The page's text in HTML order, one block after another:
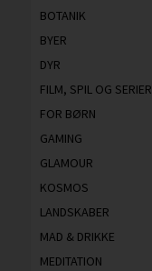
BOTANIK
BYER
DYR
FILM, SPIL OG SERIER
FOR BØRN
GAMING
GLAMOUR
KOSMOS
LANDSKABER
MAD & DRIKKE
MEDITATION